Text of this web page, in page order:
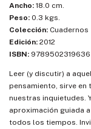
Ancho: 18.0 cm.
Peso: 0.3 kgs.
Colección: Cuadernos
Edición: 2012
ISBN: 9789502319636
Leer (y discutir) a
pensamiento, sirve en
nuestras inquietudes.
aproximación guiada
todos los tiempos.